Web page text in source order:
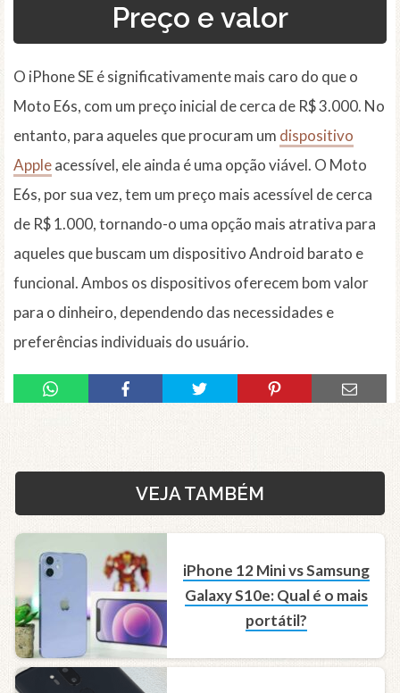
Preço e valor
O iPhone SE é significativamente mais caro do que o
Moto E6s, com um preço inicial de cerca de R$ 3.000. No
entanto, para aqueles que procuram um dispositivo
Appleacessível, ele ainda é uma opção viável. O Moto
E6s, por sua vez, tem um preço mais acessível de cerca
de R$ 1.000, tornando-o uma opção mais atrativa para
aqueles que buscam um dispositivo Android barato e
funcional. Ambos os dispositivos oferecem bom valor
para o dinheiro, dependendo das necessidades e
preferências individuais do usuário.
VEJA TAMBÉM
iPhone 12 Mini vs Samsung
Galaxy S10e: Qual é o mais
portátil?